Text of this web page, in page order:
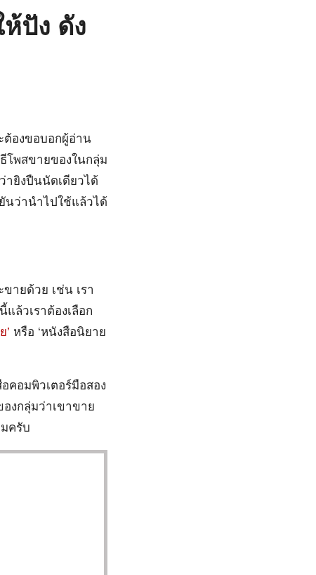
ปัง ดัง
ต้องขอบอกผู้อ่าน
โพสขายของในกลุ่ม
ว่ายิงปืนนัดเดียวได้
นว่านำไปใช้แล้วได้
ายด้วย เช่น เรา
แล้วเราต้องเลือก
’ หรือ ‘หนังสือนิยาย
คอมพิวเตอร์มือสอง
องกลุ่มว่าเขาขาย
ครับ